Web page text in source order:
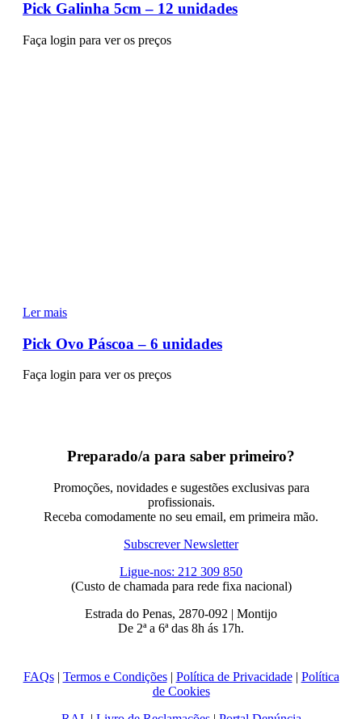
Pick Galinha 5cm – 12 unidades
Faça login para ver os preços
Ler mais
Pick Ovo Páscoa – 6 unidades
Faça login para ver os preços
Preparado/a para saber primeiro?
Promoções, novidades e sugestões exclusivas para
profissionais.
Receba comodamente no seu email, em primeira mão.
Subscrever Newsletter
Ligue-nos: 212 309 850
(Custo de chamada para rede fixa nacional)
Estrada do Penas, 2870-092 | Montijo
De 2ª a 6ª das 8h ás 17h.
FAQs| Termos e Condições| Política de Privacidade| Política
de Cookies